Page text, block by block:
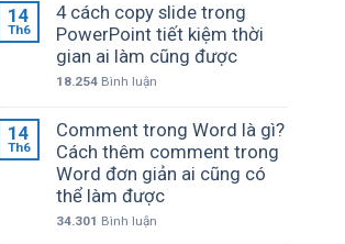
14
Th6
4 cách copy slide trong
PowerPoint tiết kiệm thời
gian ai làm cũng được
18.254 Bình luận
14
Th6
Comment trong Word là gì?
Cách thêm comment trong
Word đơn giản ai cũng có
thể làm được
34.301 Bình luận